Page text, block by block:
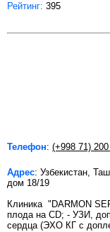
Рейтинг: 395
Телефон: (+998 71)
Адрес: Узбекистан,
дом 18/19
Клиника "DARMON
плода на CD; - УЗИ,
сердца (ЭХО КГ с